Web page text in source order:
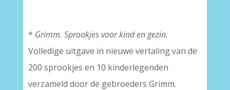
* Grimm. Sprookjes voor kind en gezin.
Volledige uitgave in nieuwe vertaling van de
200 sprookjes en 10 kinderlegenden
verzameld door de gebroeders Grimm.